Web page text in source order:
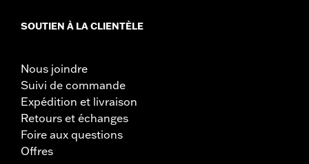
SOUTIEN À LA CLIENTÈLE
Nous joindre
Suivi de commande
Expédition et livraison
Retours et échanges
Foire aux questions
Offres